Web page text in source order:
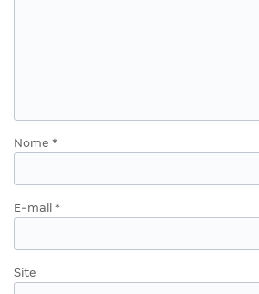
Nome *
E-mail *
Site